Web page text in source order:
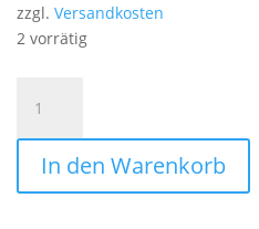
zzgl. Versandkosten
2 vorrätig
kant
M
In den Warenkorb